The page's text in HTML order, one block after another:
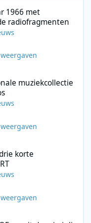
1966 met
radiofragmenten
muziekcollectie
korte